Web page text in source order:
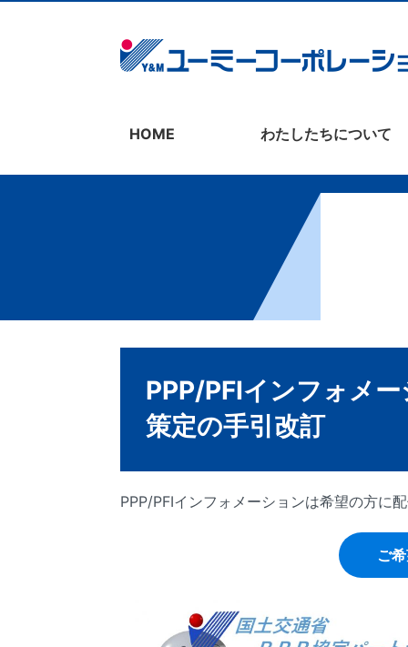
HOME わたしたちについて
PPP/PFIインフォメ
策定の手引改訂
PPP/PFIインフォメーションは希望の方に
ご